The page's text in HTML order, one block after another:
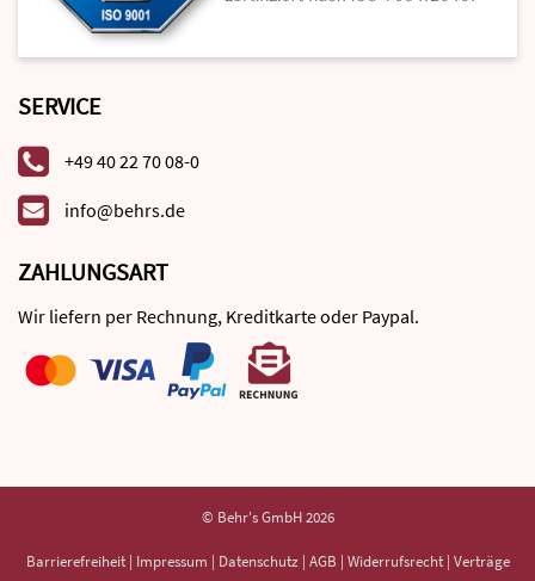
SERVICE
+49 40 22 70 08-0
info@behrs.de
ZAHLUNGSART
Wir liefern per Rechnung, Kreditkarte oder Paypal.
© Behr's GmbH 2026
Barrierefreiheit | Impressum | Datenschutz | AGB | Widerrufsrecht | Verträge